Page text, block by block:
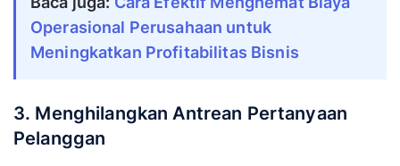
Operasional Perusahaan untuk
Meningkatkan Profitabilitas Bisnis
3. Menghilangkan Antrean Pertanyaan
Pelanggan